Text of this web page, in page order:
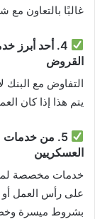
غالبًا بالتعاون
4. أحد أبرز
القروض
التفاوض مع
يتم هذا إذا كان
5. من
العسكريين
خدمات مخصصة
على رأس العمل أو
بشروط ميسرة